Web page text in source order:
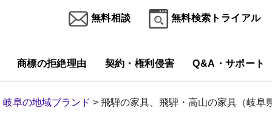
無料相談 無料検索トライアル
商標の拒絶理由 契約・権利侵害 Q&A・サポート
岐阜の地域ブランド > 飛騨の家具、飛騨・高山の家具（岐阜